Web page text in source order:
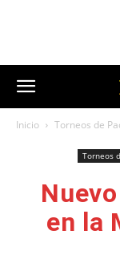
Inicio Torneos de
Torneos
en la